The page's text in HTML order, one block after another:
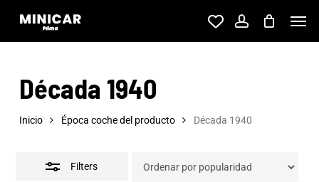
Skip
content
account
Década 1940
Inicio Época coche del producto Década 1940
Filters